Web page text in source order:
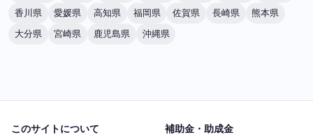
香川県
愛媛県 高知県 福岡県 佐賀県 長崎県
熊本県
大分県
宮崎県 鹿児島県 沖縄県
このサイトについて 補助金・助成金